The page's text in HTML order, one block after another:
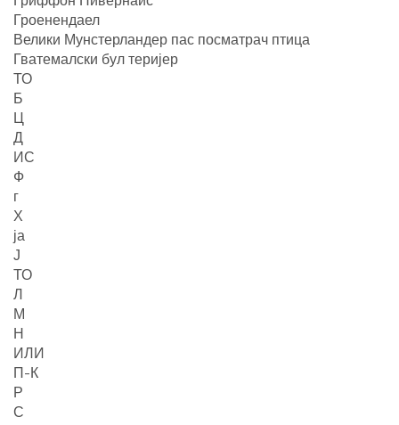
Гроенендаел
Велики Мунстерландер пас посматрач птица
Гватемалски бул теријер
ТО
Б
Ц
Д
ИС
Ф
г
Х
ја
Ј
ТО
Л
М
Н
ИЛИ
П-К
Р
С